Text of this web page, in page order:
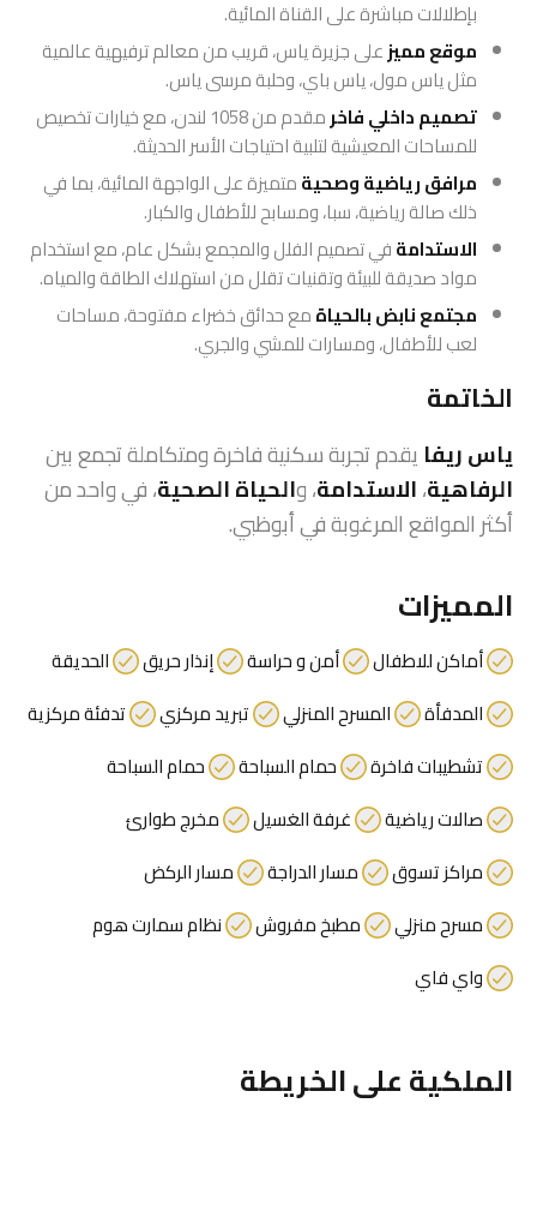
بإطلالات مباشرة على القناة المائية.
موقع مميزعلى جزيرة ياس، قريب من معالم ترفيهية عالمية
مثل ياس مول، ياس باي، وحلبة مرسى ياس.
تصميم داخلي فاخر
مقدم من 1058 لندن، مع خيارات تخصيص
للمساحات المعيشية لتلبية احتياجات الأسر الحديثة.
مرافق رياضية وصحيةمتميزة على الواجهة المائية، بما في
ذلك صالة رياضية، سبا، ومسابح للأطفال والكبار.
الاستدامةفي تصميم الفلل والمجمع بشكل عام، مع استخدام
مواد صديقة للبيئة وتقنيات تقلل من استهلاك الطاقة والمياه.
مجتمع نابض بالحياةمع حدائق خضراء مفتوحة، مساحات
لعب للأطفال، ومسارات للمشي والجري.
الخاتمة
ياس ريفا يقدم تجربة سكنية فاخرة ومتكاملة تجمع بين
الرفاهية،الاستدامة، والحياة الصحية، في واحد من
أكثر المواقع المرغوبة في أبوظبي.
المميزات
أماكن للاطفال أمن و حراسة إنذار حريق
الحديقة
المدفأة
المسرح المنزلي تبريد مركزي
تدفئة مركزية
تشطيبات فاخرة
حمام السباحة
حمام السباحة
صالات رياضية
غرفة الغسيل
مخرج طوارئ
مراكز تسوق
مسار الدراجة
مسار الركض
مسرح منزلي
مطبخ مفروش
نظام سمارت هوم
واي فاي
الملكية على الخريطة